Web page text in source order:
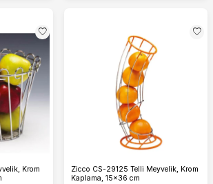
Krom
Zicco CS-29125 Telli Meyvelik, Krom
Kaplama, 15x36 cm